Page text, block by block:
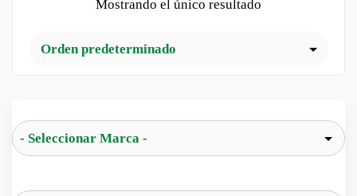
Mostrando el único resultado